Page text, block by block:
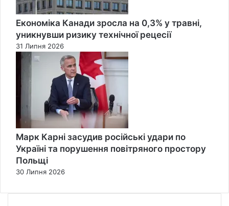
Економіка Канади зросла на 0,3% у травні,
уникнувши ризику технічної рецесії
31 Липня 2026
Марк Карні засудив російські удари по
Україні та порушення повітряного простору
Польщі
30 Липня 2026